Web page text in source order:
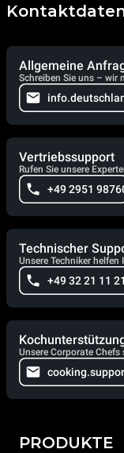
Allgemeine
Schreiben Sie uns – wir
Vertriebssupport
Rufen Sie unsere
+49 2951
Technischer
Unsere Techniker helfen
+49 32 21 11
Unsere Corporate
PRODUKTE